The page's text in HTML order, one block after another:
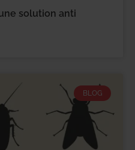
solution anti
BLOG